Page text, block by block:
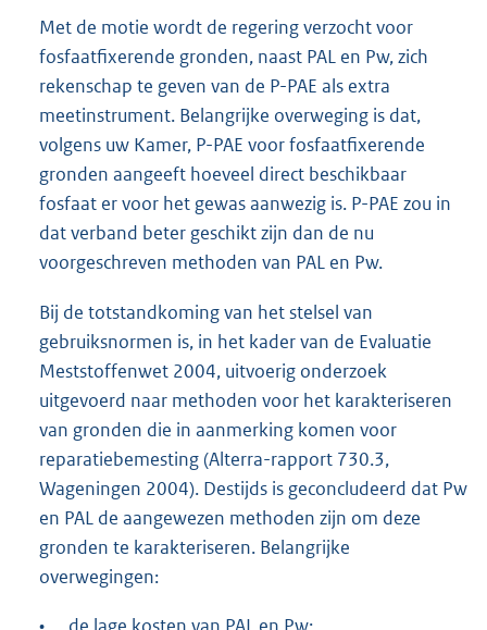
Met de motie wordt de regering verzocht voor
fosfaatfixerende gronden, naast PAL en Pw, zich
rekenschap te geven van de P-PAE als extra
meetinstrument. Belangrijke overweging is dat,
volgens uw Kamer, P-PAE voor fosfaatfixerende
gronden aangeeft hoeveel direct beschikbaar
fosfaat er voor het gewas aanwezig is. P-PAE zou in
dat verband beter geschikt zijn dan de nu
voorgeschreven methoden van PAL en Pw.
Bij de totstandkoming van het stelsel van
gebruiksnormen is, in het kader van de Evaluatie
Meststoffenwet 2004, uitvoerig onderzoek
uitgevoerd naar methoden voor het karakteriseren
van gronden die in aanmerking komen voor
reparatiebemesting (Alterra-rapport 730.3,
Wageningen 2004). Destijds is geconcludeerd dat Pw
en PAL de aangewezen methoden zijn om deze
gronden te karakteriseren. Belangrijke
overwegingen:
• de lage kosten van PAL en Pw;